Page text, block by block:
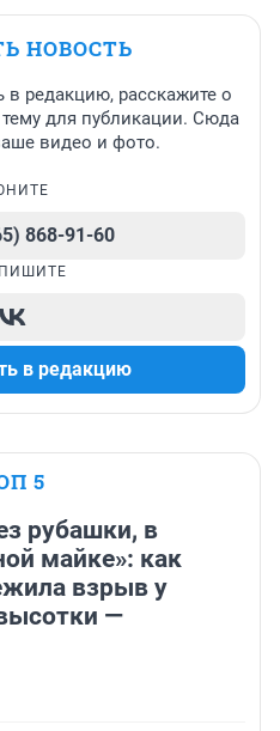
НОВОСТЬ
в редакцию, расскажите о
для публикации. Сюда
видео и фото.
868-91-60
в редакцию
5
рубашки, в
майке»: как
взрыв у
—